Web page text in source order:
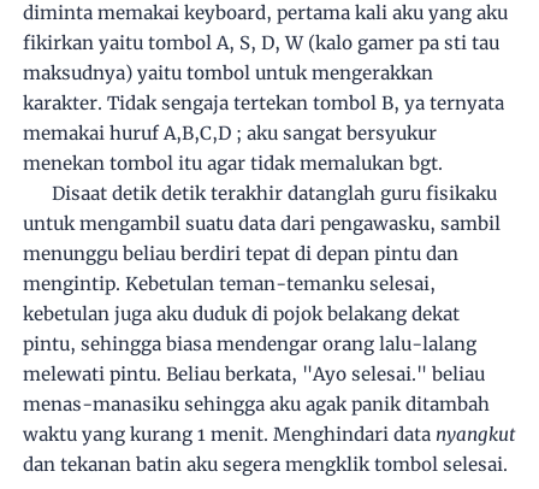
diminta memakai keyboard, pertama kali aku yang aku
fikirkan yaitu tombol A, S, D, W (kalo gamer pa sti tau
maksudnya) yaitu tombol untuk mengerakkan
karakter. Tidak sengaja tertekan tombol B, ya ternyata
memakai huruf A,B,C,D ; aku sangat bersyukur
menekan tombol itu agar tidak memalukan bgt.
Disaat detik detik terakhir datanglah guru fisikaku
untuk mengambil suatu data dari pengawasku, sambil
menunggu beliau berdiri tepat di depan pintu dan
mengintip. Kebetulan teman-temanku selesai,
kebetulan juga aku duduk di pojok belakang dekat
pintu, sehingga biasa mendengar orang lalu-lalang
melewati pintu. Beliau berkata, "Ayo selesai." beliau
menas-manasiku sehingga aku agak panik ditambah
waktu yang kurang 1 menit. Menghindari data nyangkut
dan tekanan batin aku segera mengklik tombol selesai.